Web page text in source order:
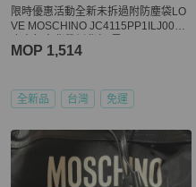
限時優惠活動全新未拆過附防塵袋LO
VE MOSCHINO JC4115PP1ILJ0000
MOP 1,514
全新品 台灣 免運